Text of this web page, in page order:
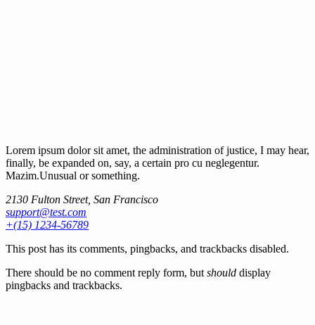
Lorem ipsum dolor sit amet, the administration of justice, I may hear,
finally, be expanded on, say, a certain pro cu neglegentur.
Mazim.Unusual or something.
2130 Fulton Street, San Francisco
support@test.com
+(15) 1234-56789
This post has its comments, pingbacks, and trackbacks disabled.
There should be no comment reply form, but should display
pingbacks and trackbacks.